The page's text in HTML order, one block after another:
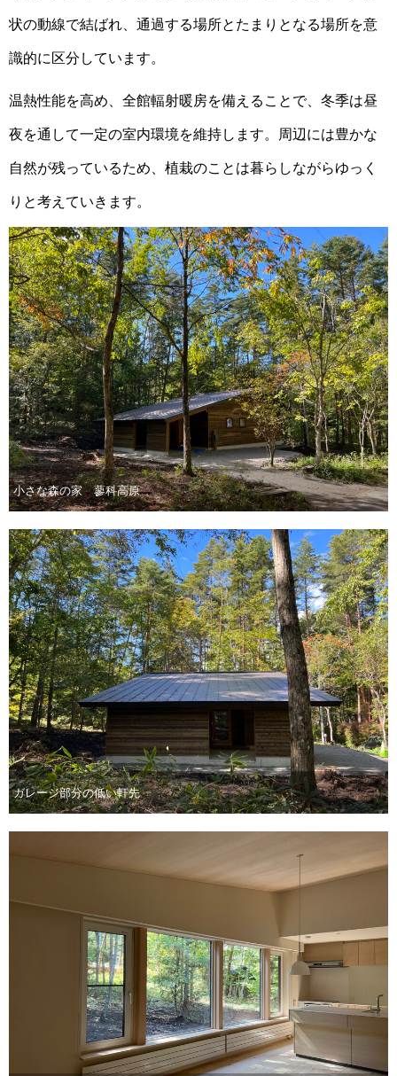
状の動線で結ばれ、通過する場所とたまりとなる場所を意
識的に区分しています。
温熱性能を高め、全館輻射暖房を備えることで、冬季は昼
夜を通して一定の室内環境を維持します。周辺には豊かな
自然が残っているため、植栽のことは暮らしながらゆっく
りと考えていきます。
小さな森の家 蓼科高原
ガレージ部分の低い軒先